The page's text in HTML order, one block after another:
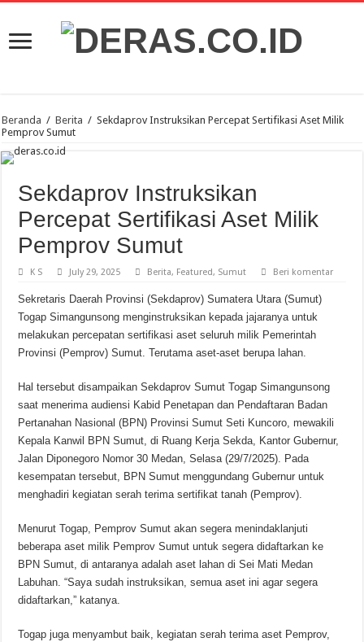
Beranda / Berita / Sekdaprov Instruksikan Percepat Sertifikasi Aset Milik
Pemprov Sumut
Sekdaprov Instruksikan
Percepat Sertifikasi Aset Milik
Pemprov Sumut
K S July 29, 2025 Berita, Featured, Sumut Beri komentar
Sekretaris Daerah Provinsi (Sekdaprov) Sumatera Utara (Sumut)
Togap Simangunsong menginstruksikan kepada jajaranya untuk
melakukan percepatan sertifikasi aset seluruh milik Pemerintah
Provinsi (Pemprov) Sumut. Terutama aset-aset berupa lahan.
Hal tersebut disampaikan Sekdaprov Sumut Togap Simangunsong
saat menerima audiensi Kabid Penetapan dan Pendaftaran Badan
Pertanahan Nasional (BPN) Provinsi Sumut Seti Kuncoro, mewakili
Kepala Kanwil BPN Sumut, di Ruang Kerja Sekda, Kantor Gubernur,
Jalan Diponegoro Nomor 30 Medan, Selasa (29/7/2025). Pada
kesempatan tersebut, BPN Sumut menggundang Gubernur untuk
menghadiri kegiatan serah terima sertifikat tanah (Pemprov).
Menurut Togap, Pemprov Sumut akan segera menindaklanjuti
beberapa aset milik Pemprov Sumut untuk segera didaftarkan ke
BPN Sumut, di antaranya adalah aset lahan di Sei Mati Medan
Labuhan. “Saya sudah instruksikan, semua aset ini agar segera
didaftarkan,” katanya.
Togap juga menyambut baik, kegiatan serah terima aset Pemprov,